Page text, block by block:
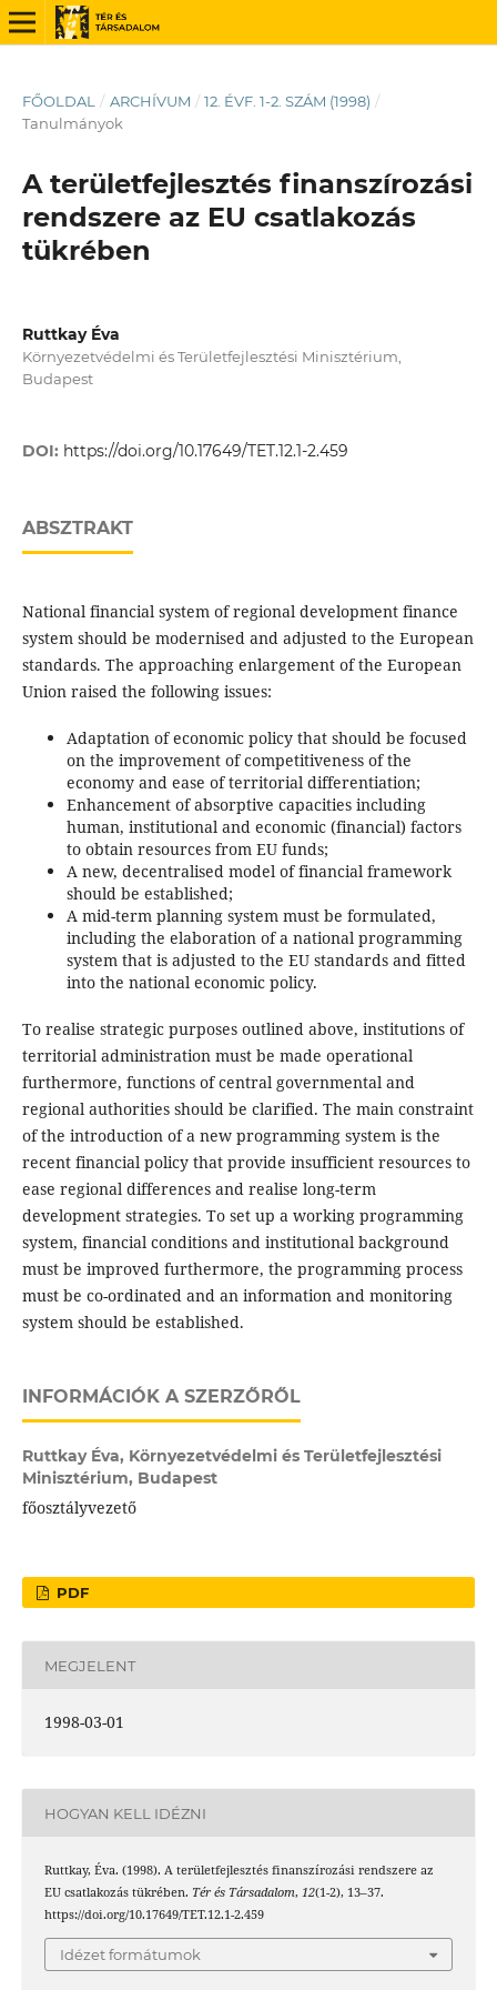
FŐOLDAL / ARCHÍVUM / 12. ÉVF. 1-2. SZÁM (1998) /
Tanulmányok
A területfejlesztés finanszírozási
rendszere az EU csatlakozás
tükrében
Ruttkay Éva
Környezetvédelmi és Területfejlesztési Minisztérium,
Budapest
DOI: https://doi.org/10.17649/TET.12.1-2.459
ABSZTRAKT
National financial system of regional development finance
system should be modernised and adjusted to the European
standards. The approaching enlargement of the European
Union raised the following issues:
Adaptation of economic policy that should be focused
on the improvement of competitiveness of the
economy and ease of territorial differentiation;
Enhancement of absorptive capacities including
human, institutional and economic (financial) factors
to obtain resources from EU funds;
A new, decentralised model of financial framework
should be established;
A mid-term planning system must be formulated,
including the elaboration of a national programming
system that is adjusted to the EU standards and fitted
into the national economic policy.
To realise strategic purposes outlined above, institutions of
territorial administration must be made operational
furthermore, functions of central governmental and
regional authorities should be clarified. The main constraint
of the introduction of a new programming system is the
recent financial policy that provide insufficient resources to
ease regional differences and realise long-term
development strategies. To set up a working programming
system, financial conditions and institutional background
must be improved furthermore, the programming process
must be co-ordinated and an information and monitoring
system should be established.
INFORMÁCIÓK A SZERZŐRŐL
Ruttkay Éva, Környezetvédelmi és Területfejlesztési
Minisztérium, Budapest
főosztályvezető
PDF
MEGJELENT
1998-03-01
HOGYAN KELL IDÉZNI
Ruttkay, Éva. (1998). A területfejlesztés finanszírozási rendszere az
EU csatlakozás tükrében. Tér és Társadalom, 12(1-2), 13–37.
https://doi.org/10.17649/TET.12.1-2.459
Idézet formátumok